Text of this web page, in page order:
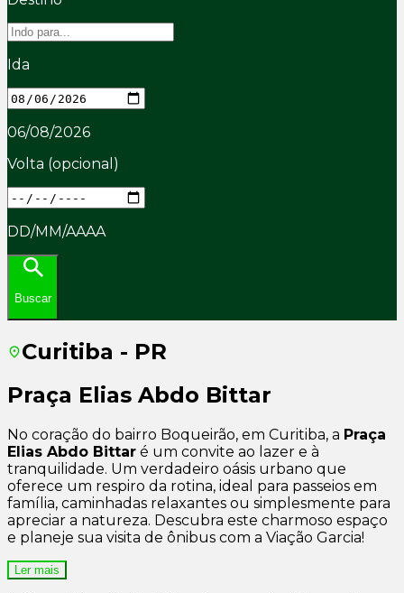
Ida
06/08/2026
Volta (opcional)
DD/MM/AAAA
Buscar
Curitiba - PR
Praça Elias Abdo Bittar
No coração do bairro Boqueirão, em Curitiba, a Praça
Elias Abdo Bittar é um convite ao lazer e à
tranquilidade. Um verdadeiro oásis urbano que
oferece um respiro da rotina, ideal para passeios em
família, caminhadas relaxantes ou simplesmente para
apreciar a natureza. Descubra este charmoso espaço
e planeje sua visita de ônibus com a Viação Garcia!
Ler mais